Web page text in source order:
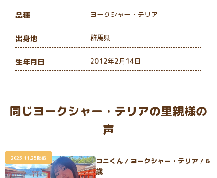
品種 ヨークシャー・テリア
出身地 群馬県
生年月日 2012年2月14日
同じヨークシャー・テリアの里親様の
声
2025.11.25掲載
コニくん / ヨークシャー・テリア / 6
歳